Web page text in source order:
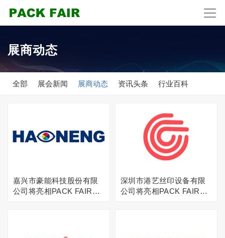
展商动态
全部 展会新闻 展商动态 资讯头条 行业百科
嘉兴市豪能科技股份有限
公司将亮相PACK FAIR上
深圳市港艺丝印设备有限
公司将亮相PACK FAIR上